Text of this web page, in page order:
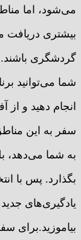
می‌شود، اما
بیشتری دریافت
گردشگری
شما می‌توانید
انجام دهید و از
سفر به این
به شما می‌دهد،
بگذارد. پس با
یادگیری‌های
بیاموزید.برای